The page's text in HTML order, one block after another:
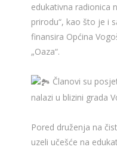
edukativna radionica
prirodu“, kao što je i
finansira Općina
„Oaza“.
Članovi su
nalazi u blizini grada
Pored druženja na
uzeli učešće na